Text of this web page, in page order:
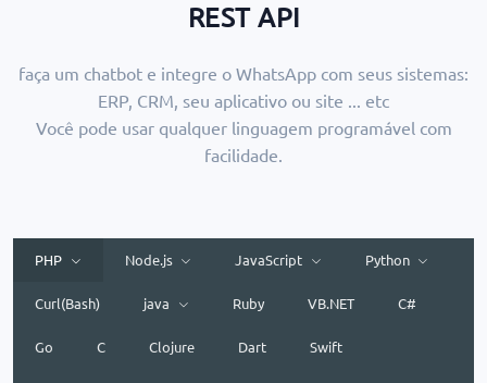
REST API
faça um chatbot e integre o WhatsApp com seus sistemas:
ERP, CRM, seu aplicativo ou site ... etc
Você pode usar qualquer linguagem programável com
facilidade.